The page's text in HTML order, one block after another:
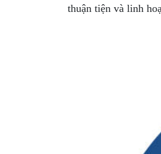
thuận tiện và linh